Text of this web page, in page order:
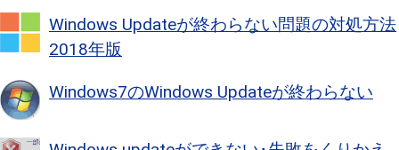
Windows Updateが終わらない問題の対処方法
2018年版
Windows7のWindows Updateが終わらない